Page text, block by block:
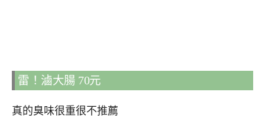
雷！滷大腸 70元
真的臭味很重很不推薦